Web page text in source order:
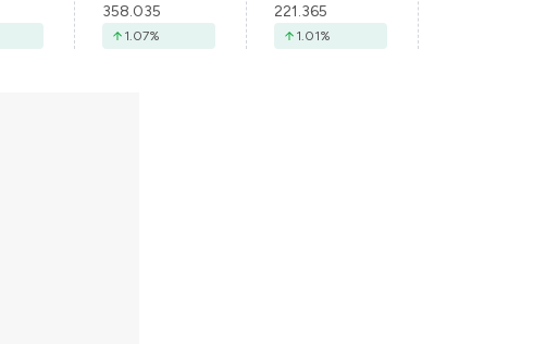
358.035
1.07%
221.365
1.01%